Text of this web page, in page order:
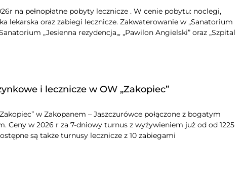
na pełnopłatne pobyty lecznicze . W cenie pobytu: noclegi,
lekarska oraz zabiegi lecznicze. Zakwaterowanie w „Sanatorium
„Jesienna rezydencja„, „Pawilon Angielski” oraz „Szpital
i lecznicze w OW „Zakopiec”
w Zakopanem – Jaszczurówce połączone z bogatym
Ceny w 2026 r za 7-dniowy turnus z wyżywieniem już od od 1225
są także turnusy lecznicze z 10 zabiegami